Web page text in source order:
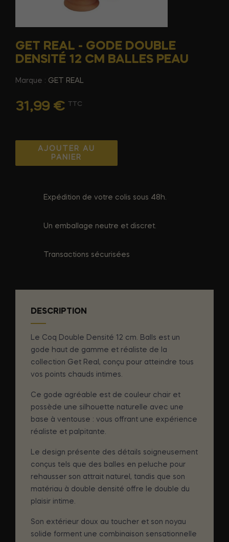
GET REAL - GODE DOUBLE
DENSITÉ 12 CM BALLES PEAU
Marque : GET REAL
31,99 € TTC
AJOUTER AU
PANIER
Expédition de votre colis sous 48h.
Un emballage neutre et discret.
Transactions sécurisées
DESCRIPTION
Le Coq Double Densité 12 cm. Balls est un
gode haut de gamme et réaliste de la
collection Get Real, conçu pour atteindre tous
vos points chauds intimes.
Ce gode agréable est de couleur chair et
possède une silhouette naturelle avec une
base à ventouse : vous offrant une expérience
réaliste et palpitante.
Le design présente des détails soigneusement
conçus tels que des balles en peluche pour
rehausser son attrait naturel, tandis que son
matériau à double densité offre le double du
plaisir intime.
Son extérieur doux au toucher et son noyau
solide forment une combinaison sensationnelle